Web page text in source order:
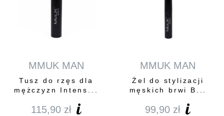
MMUK MAN
Tusz do rzęs dla
mężczyzn Intens...
115,90 zł
MMUK MAN
Żel do stylizacji
męskich brwi B...
99,90 zł